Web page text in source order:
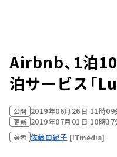
Airbnb、1泊
泊サービス「
公開 2019年06月26日 11時09
更新 2019年07月01日 10時37
著者 佐藤由紀子 [ITmedia]